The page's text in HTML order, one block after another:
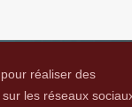
réaliser des
les réseaux